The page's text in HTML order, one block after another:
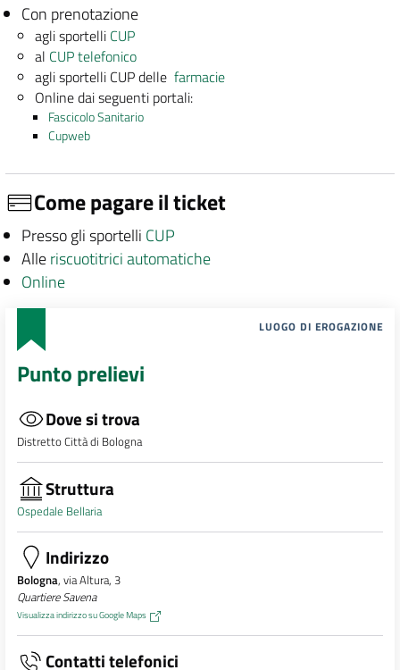
Con prenotazione
agli sportelli CUP
al CUP telefonico
agli sportelli CUP dellefarmacie
Online dai seguenti portali:
Fascicolo Sanitario
Cupweb
Come pagare il ticket
Presso gli sportelli CUP
Alleriscuotitrici automatiche
Online
LUOGO DI EROGAZIONE
Punto prelievi
Dove si trova
Distretto Città di Bologna
Struttura
Ospedale Bellaria
Indirizzo
Bologna, via Altura, 3
Quartiere Savena
Visualizza indirizzo su Google Maps
Contatti telefonici